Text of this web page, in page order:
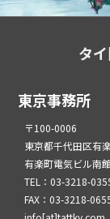
タ
東京事務所
〒100-0006
東京都千代田区有
有楽町電気ビル南
TEL：03-3218-
FAX：03-3218-